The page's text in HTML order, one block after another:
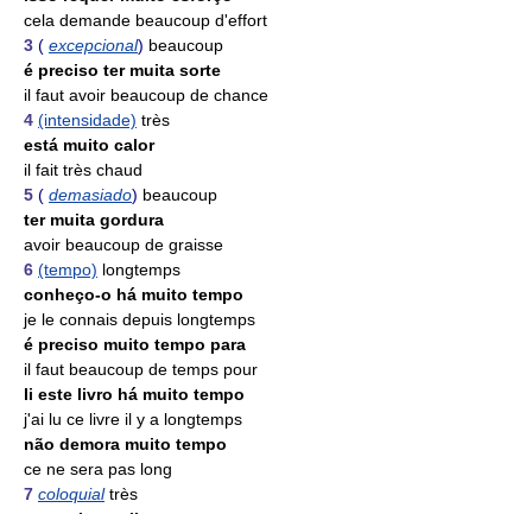
cela demande beaucoup d'effort
3 ( excepcional) beaucoup
é preciso ter muita sorte
il faut avoir beaucoup de chance
4 (intensidade) très
está muito calor
il fait très chaud
5 ( demasiado) beaucoup
ter muita gordura
avoir beaucoup de graisse
6 (tempo) longtemps
conheço-o há muito tempo
je le connais depuis longtemps
é preciso muito tempo para
il faut beaucoup de temps pour
li este livro há muito tempo
j'ai lu ce livre il y a longtemps
não demora muito tempo
ce ne sera pas long
7 coloquial très